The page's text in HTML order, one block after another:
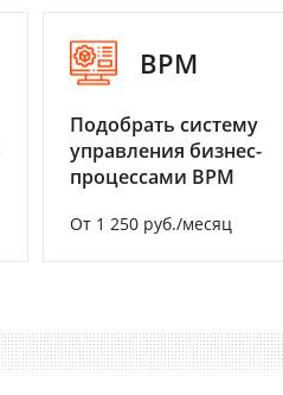
BPM
Подобрать систему
управления бизнес-
процессами BPM
От 1 250 руб./месяц